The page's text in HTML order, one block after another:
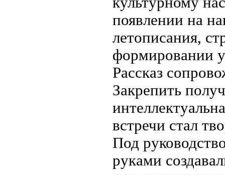
появлении на
летописания,
формировании
Рассказ
Закрепить
встречи стал
Под
руками